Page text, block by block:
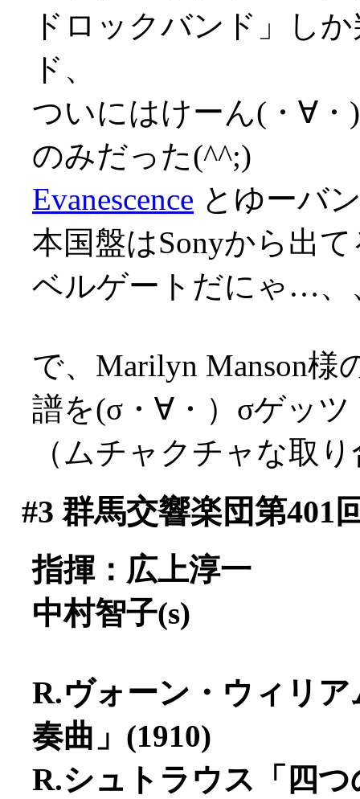
ドロックバンド」し
ド、
ついにはけーん(・∀
のみだった(^^;)
Evanescence とゆーバ
本国盤はSonyから出
ベルゲートだにゃ…、
で、Marilyn Manson
譜を(σ・∀・）σゲッツ
（ムチャクチャな取
#3 群馬交響楽団第401
指揮：広上淳一
中村智子(s)
R.ヴォーン・ウィリ
奏曲」(1910)
R.シュトラウス「四つ